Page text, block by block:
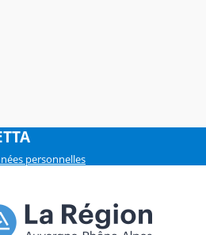
personnelles